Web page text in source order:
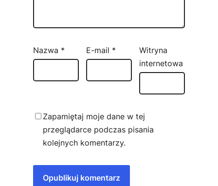
Nazwa * E-mail *
Witryna
internetowa
Zapamiętaj moje dane w tej
przeglądarce podczas pisania
kolejnych komentarzy.